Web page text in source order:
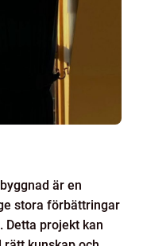
är en
stora förbättringar
Detta projekt kan